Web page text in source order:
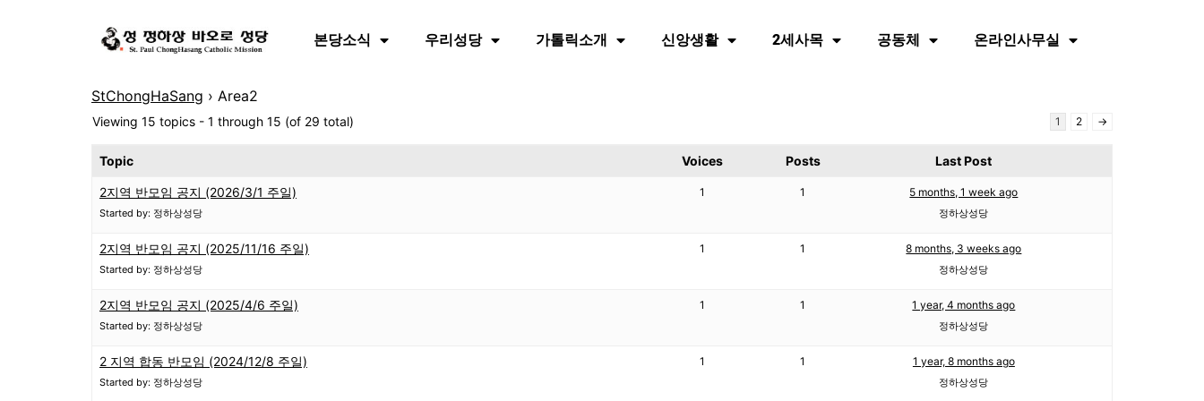
본당소식 우리성당 가톨릭소개 신앙생활 2세사목 공동체 온라인사무실
StChongHaSang › Area2
Viewing 15 topics - 1 through 15 (of 29 total) 1 2 →
Topic Voices Posts Last Post
2지역 반모임 공지 (2026/3/1 주일)
Started by: 정하상성당
1 1 5 months, 1 week ago
정하상성당
2지역 반모임 공지 (2025/11/16 주일)
Started by: 정하상성당
1 1 8 months, 3 weeks ago
정하상성당
2지역 반모임 공지 (2025/4/6 주일)
Started by: 정하상성당
1 1 1 year, 4 months ago
정하상성당
2 지역 합동 반모임 (2024/12/8 주일)
Started by: 정하상성당
1 1 1 year, 8 months ago
정하상성당